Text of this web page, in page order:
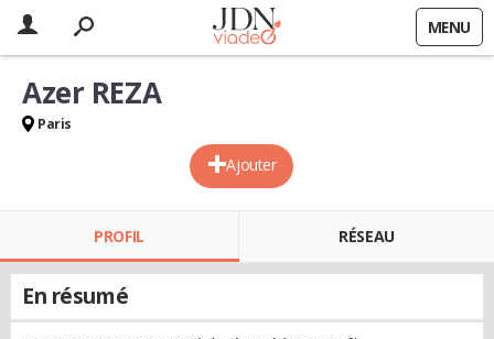
MENU
Ajouter
Azer REZA
Paris
PROFIL RÉSEAU
En résumé